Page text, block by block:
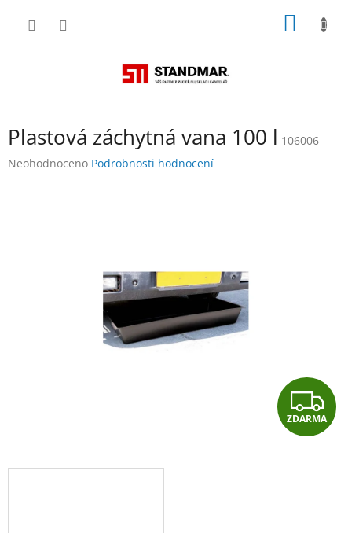
Plastová záchytná vana 100 l 106006
Průměrné
Neohodnoceno Podrobnosti hodnocení
Z
D
ZDARMA